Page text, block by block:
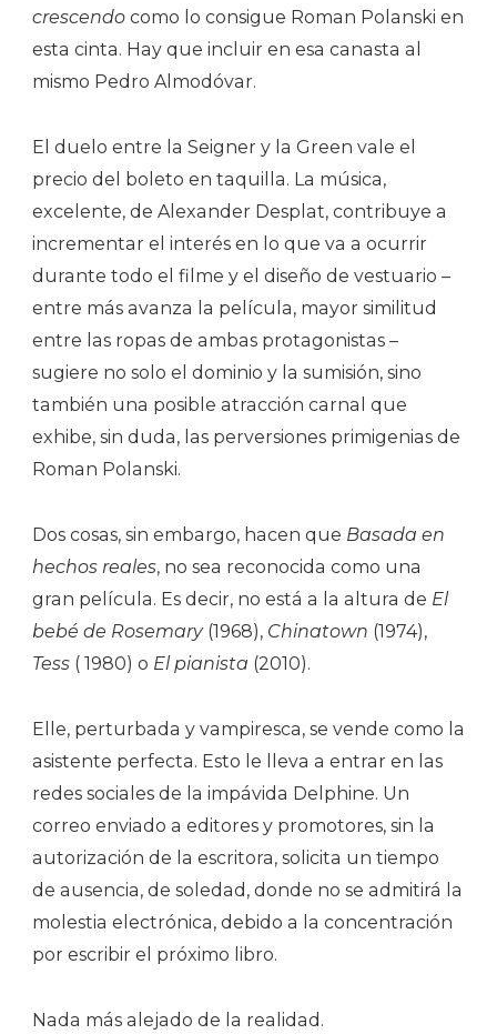
crescendo como lo consigue Roman Polanski en
esta cinta. Hay que incluir en esa canasta al
mismo Pedro Almodóvar.
El duelo entre la Seigner y la Green vale el
precio del boleto en taquilla. La música,
excelente, de Alexander Desplat, contribuye a
incrementar el interés en lo que va a ocurrir
durante todo el filme y el diseño de vestuario –
entre más avanza la película, mayor similitud
entre las ropas de ambas protagonistas –
sugiere no solo el dominio y la sumisión, sino
también una posible atracción carnal que
exhibe, sin duda, las perversiones primigenias de
Roman Polanski.
Dos cosas, sin embargo, hacen que Basada en
hechos reales, no sea reconocida como una
gran película. Es decir, no está a la altura de El
bebé de Rosemary(1968), Chinatown (1974),
Tess ( 1980) o El pianista (2010).
Elle, perturbada y vampiresca, se vende como la
asistente perfecta. Esto le lleva a entrar en las
redes sociales de la impávida Delphine. Un
correo enviado a editores y promotores, sin la
autorización de la escritora, solicita un tiempo
de ausencia, de soledad, donde no se admitirá la
molestia electrónica, debido a la concentración
por escribir el próximo libro.
Nada más alejado de la realidad.